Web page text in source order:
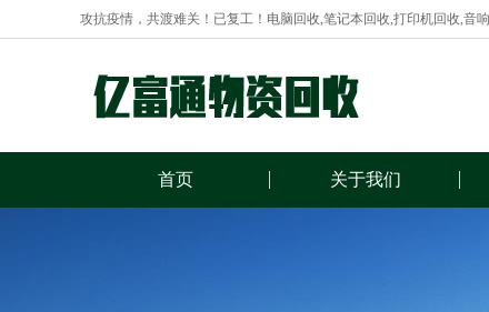
攻抗疫情，共渡难关！已复工！电脑回收,笔记本回收,打印机回收,音
首页 关于我们